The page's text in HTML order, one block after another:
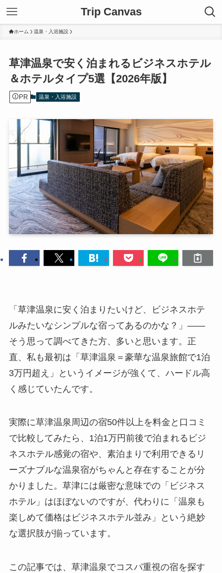
Trip Canvas
ホーム 温泉・入浴施設
草津温泉で安く泊まれるビジネスホテル
＆ホテルタイプ5選【2026年版】
PR 温泉・入浴施設
「草津温泉に安く泊まりたいけど、ビジネスホテ
ルみたいなシンプルな宿ってあるのかな？」——
そう思って調べてきた方、多いと思います。正
直、私も最初は「草津温泉＝豪華な温泉旅館で1泊
3万円超え」というイメージが強くて、ハードル高
く感じていたんです。
実際に草津温泉周辺の宿50件以上を料金と口コミ
で比較してみたら、1泊1万円前後で泊まれるビジ
ネスホテル感覚の宿や、素泊まりで利用できるリ
ーズナブルな温泉宿がちゃんと存在することが分
かりました。草津には厳密な意味での「ビジネス
ホテル」はほぼないのですが、代わりに「温泉も
楽しめて価格はビジネスホテル並み」という絶妙
な選択肢が揃っています。
この記事では、草津温泉でコスパ重視の宿を探す